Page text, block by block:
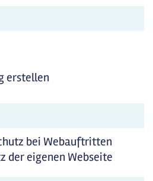
erstellen
bei Webauftritten
der eigenen Webseite